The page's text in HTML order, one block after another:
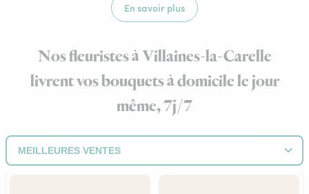
En savoir plus
Nos fleuristes à Villaines-la-Carelle
livrent vos bouquets à domicile le jour
même, 7j/7